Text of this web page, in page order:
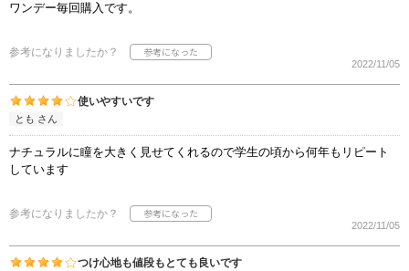
ワンデー毎回購入です。
参考になりましたか？
2022/11/05
使いやすいです
とも さん
ナチュラルに瞳を大きく見せてくれるので学生の頃から何年もリピート
しています
参考になりましたか？
2022/11/05
つけ心地も値段もとても良いです